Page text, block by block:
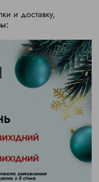
и доставку,